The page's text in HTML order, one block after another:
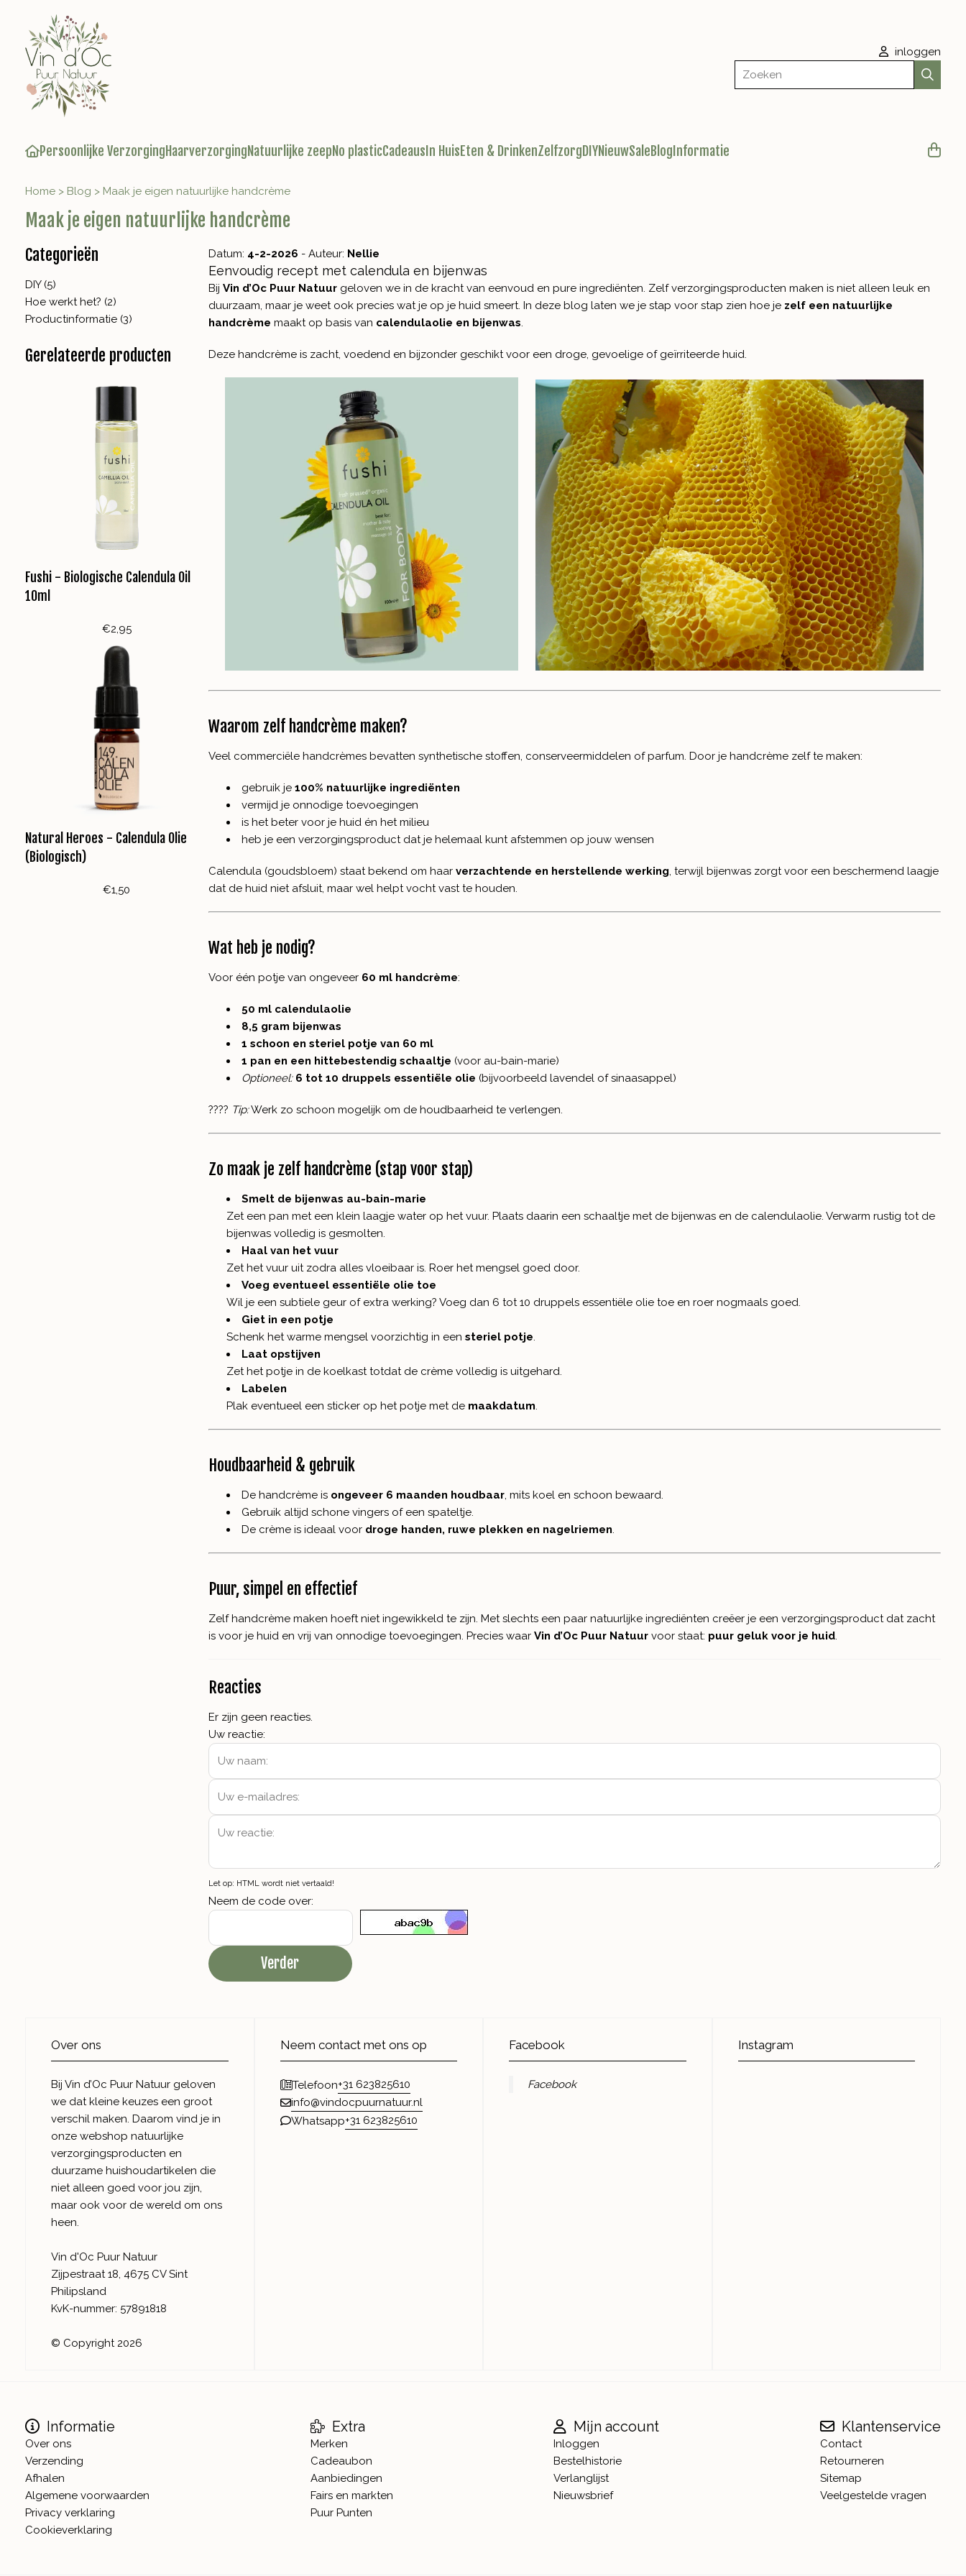
inloggen
Zoeken
Persoonlijke VerzorgingHaarverzorgingNatuurlijke zeepNo plasticCadeaus In HuisEten & DrinkenZelfzorgDIYNieuwSaleBlog Informatie
Home > Blog > Maak je eigen natuurlijke handcrème
Maak je eigen natuurlijke handcrème
Categorieën
DIY (5)
Hoe werkt het? (2)
Productinformatie (3)
Gerelateerde producten
Fushi - Biologische Calendula Oil
10ml
€2,95
Natural Heroes - Calendula Olie
(Biologisch)
€1,50
Datum: 4-2-2026 - Auteur: Nellie
Eenvoudig recept met calendula en bijenwas
Bij Vin d’Oc Puur Natuurgeloven we in de kracht van eenvoud en pure ingrediënten. Zelf verzorgingsproducten maken is niet alleen leuk en
duurzaam, maar je weet ook precies wat je op je huid smeert. In deze blog laten we je stap voor stap zien hoe je zelf een natuurlijke
handcrème maakt op basis van calendulaolie en bijenwas.
Deze handcrème is zacht, voedend en bijzonder geschikt voor een droge, gevoelige of geïrriteerde huid.
Waarom zelf handcrème maken?
Veel commerciële handcrèmes bevatten synthetische stoffen, conserveermiddelen of parfum. Door je handcrème zelf te maken:
gebruik je 100% natuurlijke ingrediënten
vermijd je onnodige toevoegingen
is het beter voor je huid én het milieu
heb je een verzorgingsproduct dat je helemaal kunt afstemmen op jouw wensen
Calendula (goudsbloem) staat bekend om haar verzachtende en herstellende werking, terwijl bijenwas zorgt voor een beschermend laagje
dat de huid niet afsluit, maar wel helpt vocht vast te houden.
Wat heb je nodig?
Voor één potje van ongeveer 60 ml handcrème:
50 ml calendulaolie
8,5 gram bijenwas
1 schoon en steriel potje van 60 ml
1 pan en een hittebestendig schaaltje (voor au-bain-marie)
Optioneel: 6 tot 10 druppels essentiële olie (bijvoorbeeld lavendel of sinaasappel)
???? Tip:Werk zo schoon mogelijk om de houdbaarheid te verlengen.
Zo maak je zelf handcrème (stap voor stap)
Smelt de bijenwas au-bain-marie
Zet een pan met een klein laagje water op het vuur. Plaats daarin een schaaltje met de bijenwas en de calendulaolie. Verwarm rustig tot de
bijenwas volledig is gesmolten.
Haal van het vuur
Zet het vuur uit zodra alles vloeibaar is. Roer het mengsel goed door.
Voeg eventueel essentiële olie toe
Wil je een subtiele geur of extra werking? Voeg dan 6 tot 10 druppels essentiële olie toe en roer nogmaals goed.
Giet in een potje
Schenk het warme mengsel voorzichtig in een steriel potje.
Laat opstijven
Zet het potje in de koelkast totdat de crème volledig is uitgehard.
Labelen
Plak eventueel een sticker op het potje met de maakdatum.
Houdbaarheid & gebruik
De handcrème is ongeveer 6 maanden houdbaar, mits koel en schoon bewaard.
Gebruik altijd schone vingers of een spateltje.
De crème is ideaal voor droge handen, ruwe plekken en nagelriemen.
Puur, simpel en effectief
Zelf handcrème maken hoeft niet ingewikkeld te zijn. Met slechts een paar natuurlijke ingrediënten creëer je een verzorgingsproduct dat zacht
is voor je huid en vrij van onnodige toevoegingen. Precies waar Vin d’Oc Puur Natuurvoor staat: puur geluk voor je huid.
Reacties
Er zijn geen reacties.
Uw reactie:
Let op: HTML wordt niet vertaald!
Neem de code over:
Verder
Over ons
Bij Vin d’Oc Puur Natuur geloven
we dat kleine keuzes een groot
verschil maken. Daarom vind je in
onze webshop natuurlijke
verzorgingsproducten en
duurzame huishoudartikelen die
niet alleen goed voor jou zijn,
maar ook voor de wereld om ons
heen.
Vin d'Oc Puur Natuur
Zijpestraat 18, 4675 CV Sint
Philipsland
KvK-nummer: 57891818
© Copyright 2026
Neem contact met ons op
Telefoon+31 623825610
info@vindocpuurnatuur.nl
Whatsapp+31 623825610
Facebook
Facebook
Instagram
Informatie
Over ons
Verzending
Afhalen
Algemene voorwaarden
Privacy verklaring
Cookieverklaring
Extra
Merken
Cadeaubon
Aanbiedingen
Fairs en markten
Puur Punten
Mijn account
Inloggen
Bestelhistorie
Verlanglijst
Nieuwsbrief
Klantenservice
Contact
Retourneren
Sitemap
Veelgestelde vragen